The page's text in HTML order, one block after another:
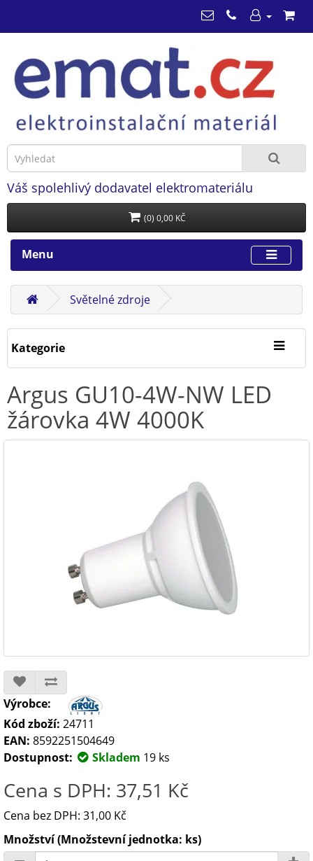
Váš spolehlivý dodavatel elektromateriálu
(0) 0,00 KČ
Menu
Světelné zdroje
Kategorie
Argus GU10-4W-NW LED
žárovka 4W 4000K
Výrobce:
Kód zboží: 24711
EAN: 8592251504649
Dostupnost:
Skladem 19 ks
Cena s DPH: 37,51 Kč
Cena bez DPH: 31,00 Kč
Množství (Množstevní jednotka: ks)